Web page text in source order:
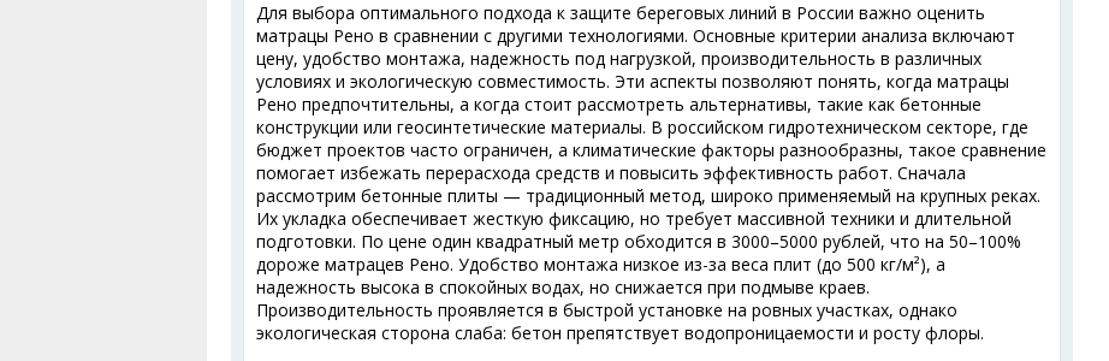
Для выбора оптимального подхода к защите береговых линий в России важно оценить
матрацы Рено в сравнении с другими технологиями. Основные критерии анализа включают
цену, удобство монтажа, надежность под нагрузкой, производительность в различных
условиях и экологическую совместимость. Эти аспекты позволяют понять, когда матрацы
Рено предпочтительны, а когда стоит рассмотреть альтернативы, такие как бетонные
конструкции или геосинтетические материалы. В российском гидротехническом секторе, где
бюджет проектов часто ограничен, а климатические факторы разнообразны, такое сравнение
помогает избежать перерасхода средств и повысить эффективность работ. Сначала
рассмотрим бетонные плиты — традиционный метод, широко применяемый на крупных реках.
Их укладка обеспечивает жесткую фиксацию, но требует массивной техники и длительной
подготовки. По цене один квадратный метр обходится в 3000–5000 рублей, что на 50–100%
дороже матрацев Рено. Удобство монтажа низкое из-за веса плит (до 500 кг/м²), а
надежность высока в спокойных водах, но снижается при подмыве краев.
Производительность проявляется в быстрой установке на ровных участках, однако
экологическая сторона слаба: бетон препятствует водопроницаемости и росту флоры.